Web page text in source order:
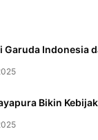
Garuda Indonesia
Bikin